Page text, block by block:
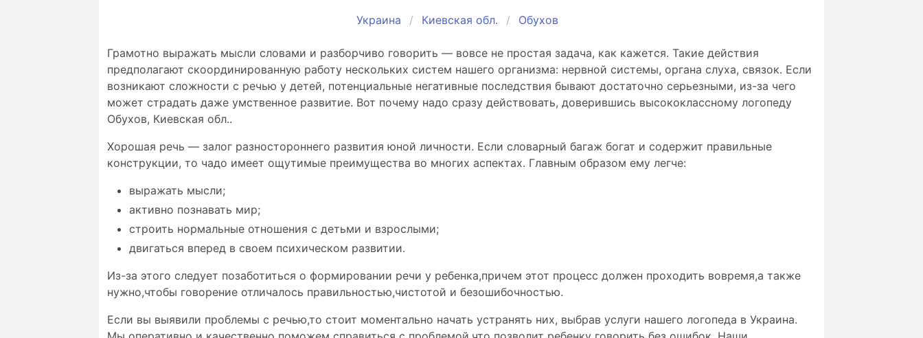
Украина Киевская обл. Обухов
Грамотно выражать мысли словами и разборчиво говорить — вовсе не простая задача, как кажется. Такие действия
предполагают скоординированную работу нескольких систем нашего организма: нервной системы, органа слуха, связок. Если
возникают сложности c речью у детей, потенциальные негативные последствия бывают достаточно серьезными, из-за чего
может страдать даже умственное развитие. Вот почему надо сразу действовать, доверившись высококлассному логопеду
Обухов, Киевская обл..
Хорошая речь — залог разностороннего развития юной личности. Если словарный багаж богат и содержит правильные
конструкции, то чадо имеет ощутимые преимущества во многих аспектах. Главным образом ему легче:
выражать мысли;
активно познавать мир;
строить нормальные отношения с детьми и взрослыми;
двигаться вперед в своем психическом развитии.
Из-за этого следует позаботиться о формировании речи у ребенка,причем этот процесс должен проходить вовремя,а также
нужно,чтобы говорение отличалось правильностью,чистотой и безошибочностью.
Если вы выявили проблемы с речью,то стоит моментально начать устранять них, выбрав услуги нашего логопеда в Украина.